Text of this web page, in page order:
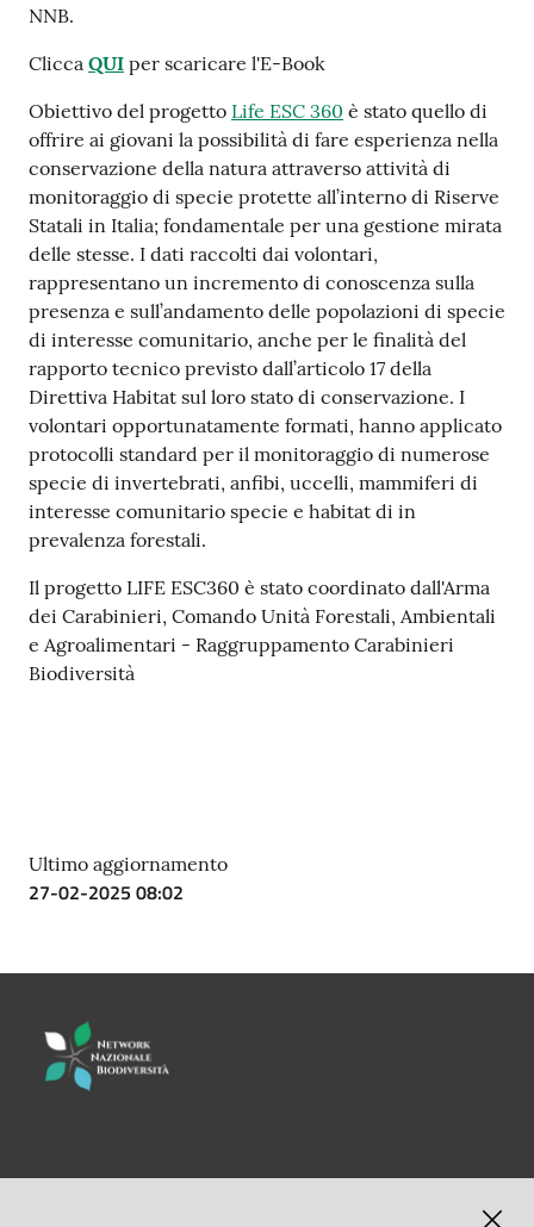
NNB.
Clicca QUI per scaricare l'E-Book
Obiettivo del progetto Life ESC 360 è stato quello di
offrire ai giovani la possibilità di fare esperienza nella
conservazione della natura attraverso attività di
monitoraggio di specie protette all’interno di Riserve
Statali in Italia; fondamentale per una gestione mirata
delle stesse. I dati raccolti dai volontari,
rappresentano un incremento di conoscenza sulla
presenza e sull’andamento delle popolazioni di specie
di interesse comunitario, anche per le finalità del
rapporto tecnico previsto dall’articolo 17 della
Direttiva Habitat sul loro stato di conservazione. I
volontari opportunatamente formati, hanno applicato
protocolli standard per il monitoraggio di numerose
specie di invertebrati, anfibi, uccelli, mammiferi di
interesse comunitario specie e habitat di in
prevalenza forestali.
Il progetto LIFE ESC360 è stato coordinato dall'Arma
dei Carabinieri, Comando Unità Forestali, Ambientali
e Agroalimentari - Raggruppamento Carabinieri
Biodiversità
Ultimo aggiornamento
27-02-2025 08:02
LINK UTILI